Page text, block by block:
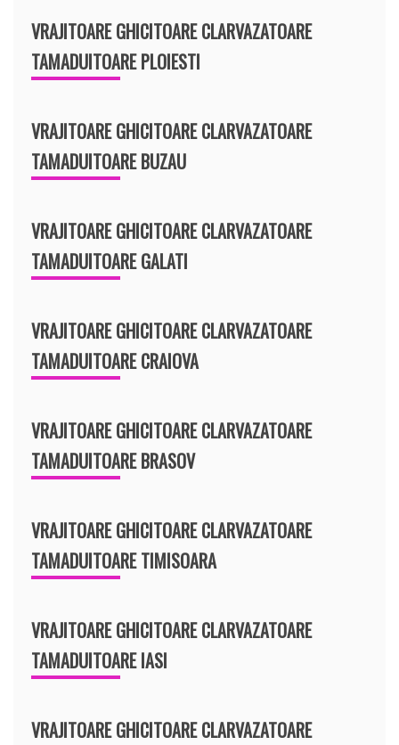
VRAJITOARE GHICITOARE CLARVAZATOARE
TAMADUITOARE PLOIESTI
VRAJITOARE GHICITOARE CLARVAZATOARE
TAMADUITOARE BUZAU
VRAJITOARE GHICITOARE CLARVAZATOARE
TAMADUITOARE GALATI
VRAJITOARE GHICITOARE CLARVAZATOARE
TAMADUITOARE CRAIOVA
VRAJITOARE GHICITOARE CLARVAZATOARE
TAMADUITOARE BRASOV
VRAJITOARE GHICITOARE CLARVAZATOARE
TAMADUITOARE TIMISOARA
VRAJITOARE GHICITOARE CLARVAZATOARE
TAMADUITOARE IASI
VRAJITOARE GHICITOARE CLARVAZATOARE